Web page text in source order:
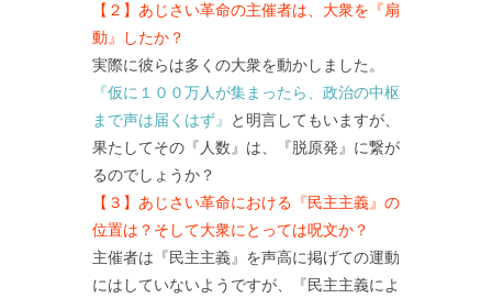
【２】あじさい革命の主催者は、大衆を『扇
動』したか？
実際に彼らは多くの大衆を動かしました。
『仮に１００万人が集まったら、政治の中枢
まで声は届くはず』
と明言してもいますが、
果たしてその『人数』は、『脱原発』に繋が
るのでしょうか？
【３】あじさい革命における『民主主義』の
位置は？そして大衆にとっては呪文か？
主催者は『民主主義』を声高に掲げての運動
にはしていないようですが、『民主主義によ